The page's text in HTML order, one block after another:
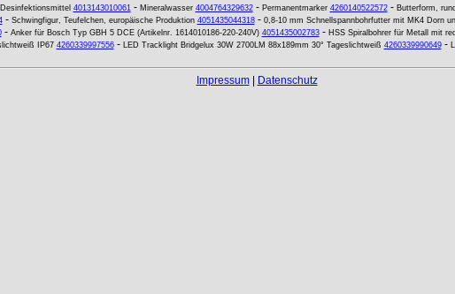
Desinfektionsmittel 4013143010061- Mineralwasser 4004764329632- Permanentmarker 4260140522572- Butterform,
- Schwingfigur, Teufelchen, europäische Produktion 4051435044318- 0,8-10 mm Schnellspannbohrfutter mit MK4 Dorn
- Anker für Bosch Typ GBH 5 DCE (Artikelnr. 1614010186-220-240V) 4051435002783- HSS Spiralbohrer für Metall mit
IP67 4260339997556- LED Tracklight Bridgelux 30W 2700LM 88x189mm 30° Tageslichtweiß 4260339990649-
Impressum| Datenschutz